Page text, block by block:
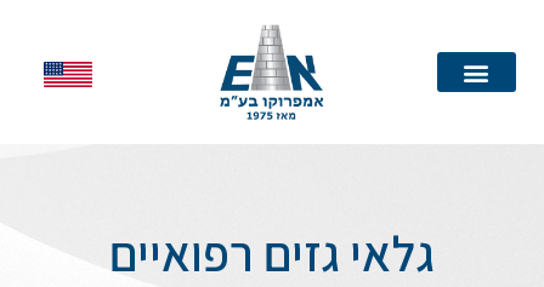
גלאי גזים רפואיים